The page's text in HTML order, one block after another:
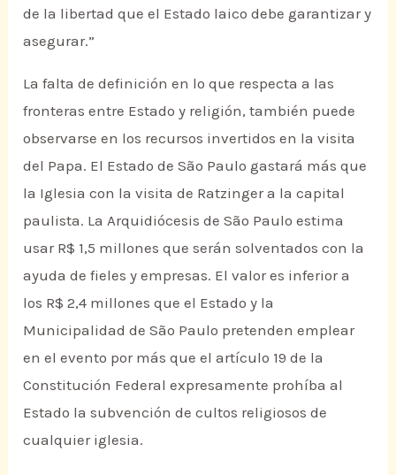
de la libertad que el Estado laico debe garantizar y
asegurar.”
La falta de definición en lo que respecta a las
fronteras entre Estado y religión, también puede
observarse en los recursos invertidos en la visita
del Papa. El Estado de São Paulo gastará más que
la Iglesia con la visita de Ratzinger a la capital
paulista. La Arquidiócesis de São Paulo estima
usar R$ 1,5 millones que serán solventados con la
ayuda de fieles y empresas. El valor es inferior a
los R$ 2,4 millones que el Estado y la
Municipalidad de São Paulo pretenden emplear
en el evento por más que el artículo 19 de la
Constitución Federal expresamente prohíba al
Estado la subvención de cultos religiosos de
cualquier iglesia.